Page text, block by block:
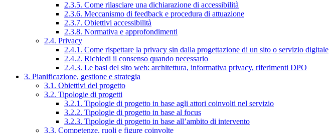
2.3.5. Come rilasciare una dichiarazione di accessibilità
2.3.6. Meccanismo di feedback e procedura di attuazione
2.3.7. Obiettivi accessibilità
2.3.8. Normativa e approfondimenti
2.4. Privacy
2.4.1. Come rispettare la privacy sin dalla progettazione di un sito o servizio digitale
2.4.2. Richiedi il consenso quando necessario
2.4.3. Le basi del sito web: architettura, informativa privacy, riferimenti DPO
3. Pianificazione, gestione e strategia
3.1. Obiettivi del progetto
3.2. Tipologie di progetti
3.2.1. Tipologie di progetto in base agli attori coinvolti nel servizio
3.2.2. Tipologie di progetto in base al focus
3.2.3. Tipologie di progetto in base all’ambito di intervento
3.3. Competenze, ruoli e figure coinvolte